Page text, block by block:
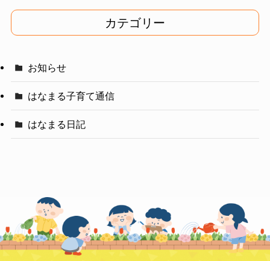
イ
ブ
カテゴリー
お知らせ
はなまる子育て通信
はなまる日記